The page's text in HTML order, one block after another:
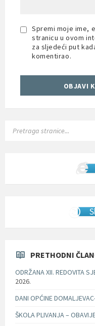
Spremi moje ime,
stranicu u ovom
za sljedeći put
komentirao.
PRETHODNI
ODRŽANA XII. REDOVITA
2026.
DANI OPĆINE
ŠKOLA PLIVANJA –